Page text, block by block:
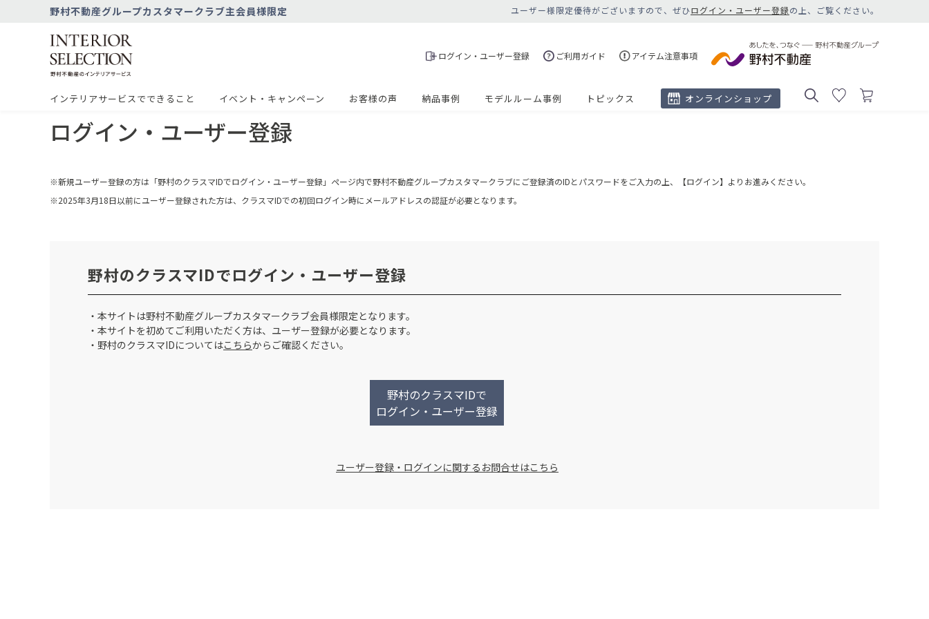
野村不動産グループカスタマークラブ主会員様限定 ユーザー様限定優待がございますので、ぜひログイン・ユーザー登録の上、ご覧ください。
ログイン・ユーザー登録 ご利用ガイド アイテム注意事項
インテリアサービスでできること イベント・キャンペーン お客様の声 納品事例 モデルルーム事例 トピックス オンラインショップ
ログイン・ユーザー登録
※新規ユーザー登録の方は「野村のクラスマIDでログイン・ユーザー登録」ページ内で野村不動産グループカスタマークラブにご登録済のIDとパスワードをご入力の上、【ログイン】よりお進みください。
※2025年3月18日以前にユーザー登録された方は、クラスマIDでの初回ログイン時にメールアドレスの認証が必要となります。
野村のクラスマIDでログイン・ユーザー登録
・本サイトは野村不動産グループカスタマークラブ会員様限定となります。
・本サイトを初めてご利用いただく方は、ユーザー登録が必要となります。
・野村のクラスマIDについてはこちらからご確認ください。
野村のクラスマIDで
ログイン・ユーザー登録
ユーザー登録・ログインに関するお問合せはこちら